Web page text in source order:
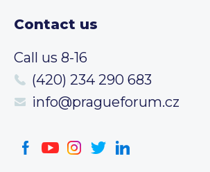
Contact us
Call us 8-16
(420) 234 290 683
info@pragueforum.cz